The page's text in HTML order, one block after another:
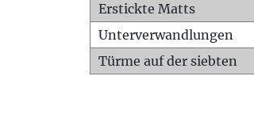
Erstickte Matts
Unterverwandlungen
Türme auf der siebten